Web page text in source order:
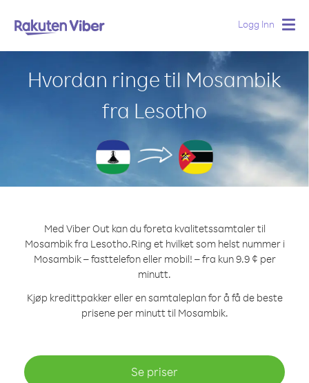
Logg Inn
Hvordan ringe til Mosambik
fra Lesotho
Med Viber Out kan du foreta kvalitetssamtaler til
Mosambik fra Lesotho.Ring et hvilket som helst nummer i
Mosambik – fasttelefon eller mobil! – fra kun 9.9 ¢ per
minutt.
Kjøp kredittpakker eller en samtaleplan for å få de beste
prisene per minutt til Mosambik.
Se priser